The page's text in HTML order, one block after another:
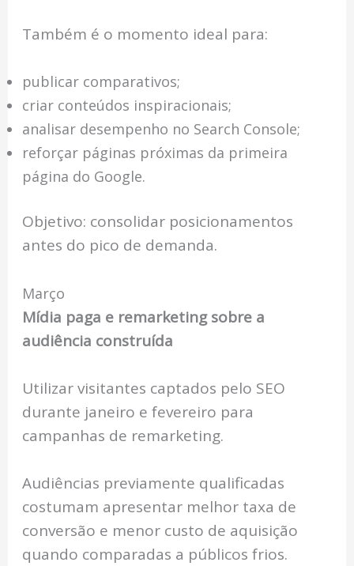
Também é o momento ideal para:
publicar comparativos;
criar conteúdos inspiracionais;
analisar desempenho no Search Console;
reforçar páginas próximas da primeira
página do Google.
Objetivo: consolidar posicionamentos
antes do pico de demanda.
Março
Mídia paga e remarketing sobre a
audiência construída
Utilizar visitantes captados pelo SEO
durante janeiro e fevereiro para
campanhas de remarketing.
Audiências previamente qualificadas
costumam apresentar melhor taxa de
conversão e menor custo de aquisição
quando comparadas a públicos frios.